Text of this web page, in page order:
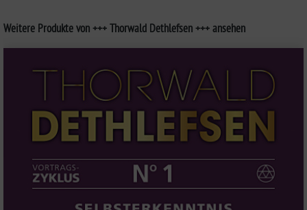
Weitere Produkte von +++ Thorwald Dethlefsen +++ ansehen